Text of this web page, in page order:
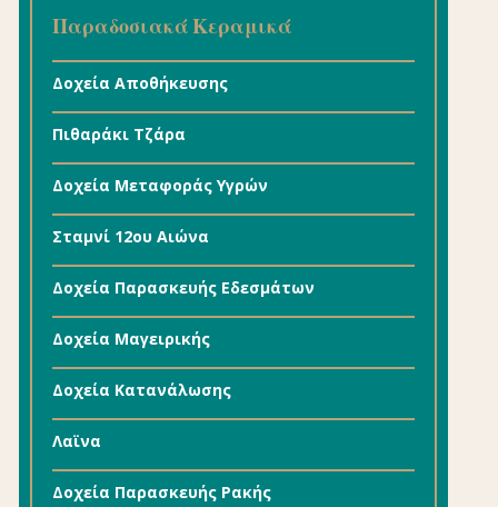
Παραδοσιακά Κεραμικά
Δοχεία Αποθήκευσης
Πιθαράκι Τζάρα
Δοχεία Μεταφοράς Υγρών
Σταμνί 12ου Αιώνα
Δοχεία Παρασκευής Εδεσμάτων
Δοχεία Μαγειρικής
Δοχεία Κατανάλωσης
Λαϊνα
Δοχεία Παρασκευής Ρακής